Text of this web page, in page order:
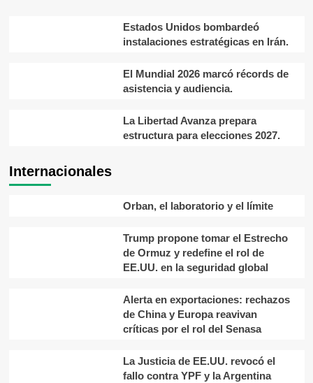
Estados Unidos bombardeó
instalaciones estratégicas en Irán.
El Mundial 2026 marcó récords de
asistencia y audiencia.
La Libertad Avanza prepara
estructura para elecciones 2027.
Internacionales
Orban, el laboratorio y el límite
Trump propone tomar el Estrecho
de Ormuz y redefine el rol de
EE.UU. en la seguridad global
Alerta en exportaciones: rechazos
de China y Europa reavivan
críticas por el rol del Senasa
La Justicia de EE.UU. revocó el
fallo contra YPF y la Argentina